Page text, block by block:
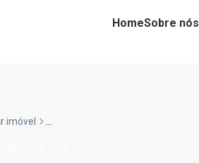
HomeSobre nós
imóvel ...